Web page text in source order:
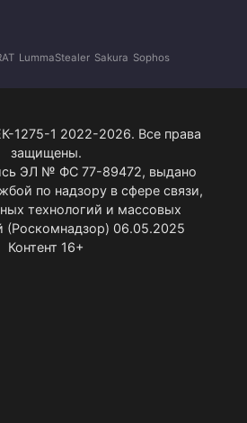
LummaStealer Sakura Sophos
1275-1 2022-2026. Все права
защищены.
ЭЛ № ФС 77-89472, выдано
по надзору в сфере связи,
технологий и массовых
(Роскомнадзор) 06.05.2025
Контент 16+